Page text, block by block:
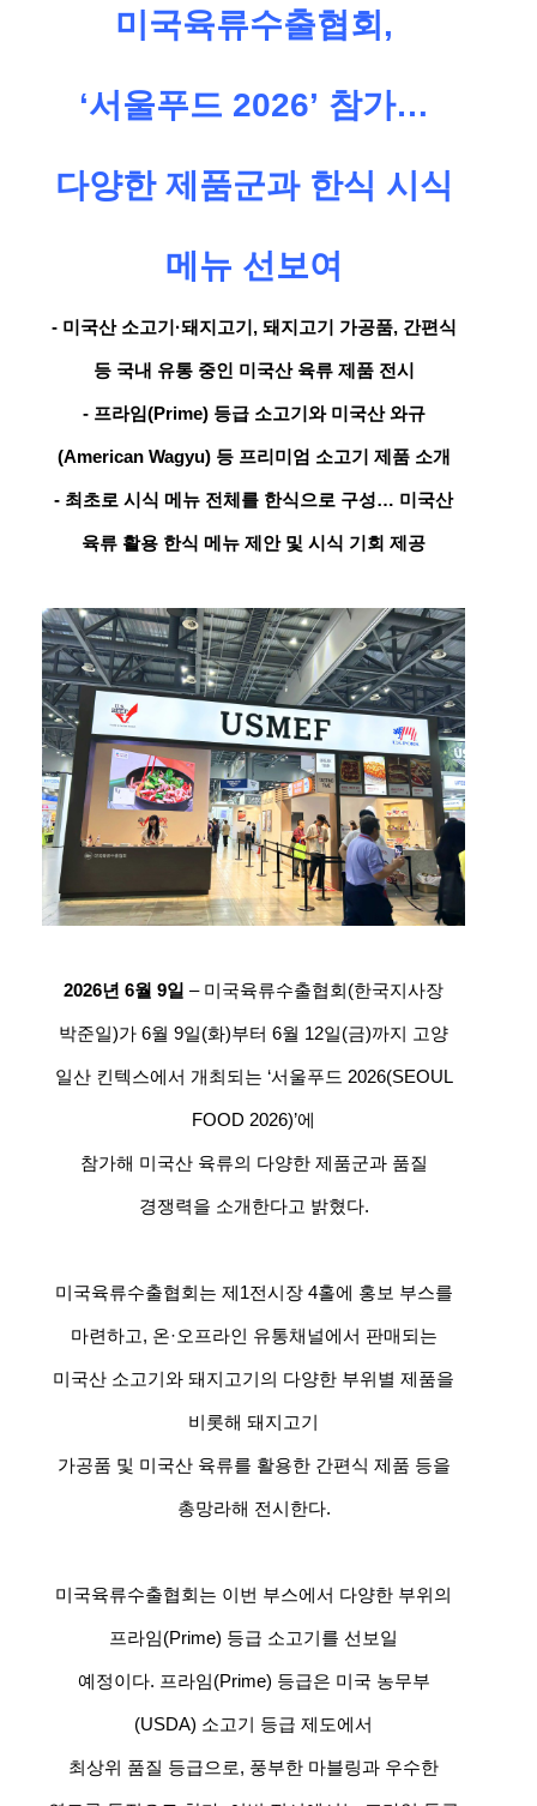
미국육류수출협회,
‘서울푸드 2026’ 참가…
다양한 제품군과 한식 시식
메뉴 선보여
- 미국산 소고기·돼지고기, 돼지고기 가공품, 간편식
등 국내 유통 중인 미국산 육류 제품 전시
- 프라임(Prime) 등급 소고기와 미국산 와규
(American Wagyu) 등 프리미엄 소고기 제품 소개
- 최초로 시식 메뉴 전체를 한식으로 구성… 미국산
육류 활용 한식 메뉴 제안 및 시식 기회 제공
2026년 6월 9일 – 미국육류수출협회(한국지사장
박준일)가 6월 9일(화)부터 6월 12일(금)까지 고양
일산 킨텍스에서 개최되는 ‘서울푸드 2026(SEOUL
FOOD 2026)’에
참가해 미국산 육류의 다양한 제품군과 품질
경쟁력을 소개한다고 밝혔다.
미국육류수출협회는 제1전시장 4홀에 홍보 부스를
마련하고, 온·오프라인 유통채널에서 판매되는
미국산 소고기와 돼지고기의 다양한 부위별 제품을
비롯해 돼지고기
가공품 및 미국산 육류를 활용한 간편식 제품 등을
총망라해 전시한다.
미국육류수출협회는 이번 부스에서 다양한 부위의
프라임(Prime) 등급 소고기를 선보일
예정이다. 프라임(Prime) 등급은 미국 농무부
(USDA) 소고기 등급 제도에서
최상위 품질 등급으로, 풍부한 마블링과 우수한